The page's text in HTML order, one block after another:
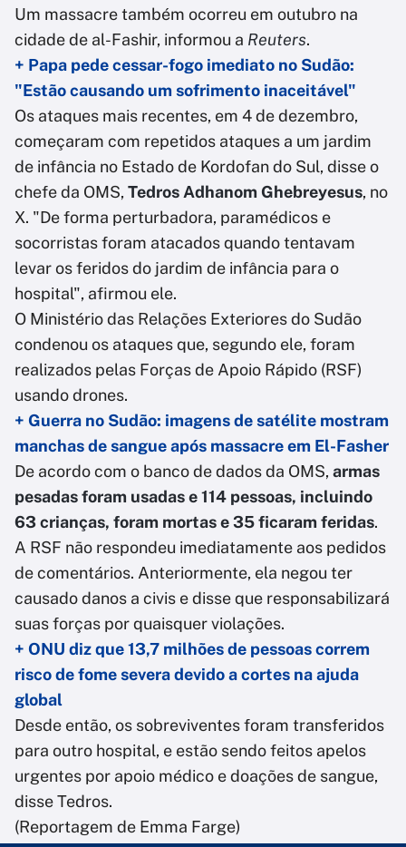
Um massacre também ocorreu em outubro na
cidade de al-Fashir, informou a Reuters.
+ Papa pede cessar-fogo imediato no Sudão:
"Estão causando um sofrimento inaceitável"
Os ataques mais recentes, em 4 de dezembro,
começaram com repetidos ataques a um jardim
de infância no Estado de Kordofan do Sul, disse o
chefe da OMS, Tedros Adhanom Ghebreyesus, no
X. "De forma perturbadora, paramédicos e
socorristas foram atacados quando tentavam
levar os feridos do jardim de infância para o
hospital", afirmou ele.
O Ministério das Relações Exteriores do Sudão
condenou os ataques que, segundo ele, foram
realizados pelas Forças de Apoio Rápido (RSF)
usando drones.
+ Guerra no Sudão: imagens de satélite mostram
manchas de sangue após massacre em El-Fasher
De acordo com o banco de dados da OMS, armas
pesadas foram usadas e 114 pessoas, incluindo
63 crianças, foram mortas e 35 ficaram feridas.
A RSF não respondeu imediatamente aos pedidos
de comentários. Anteriormente, ela negou ter
causado danos a civis e disse que responsabilizará
suas forças por quaisquer violações.
+ ONU diz que 13,7 milhões de pessoas correm
risco de fome severa devido a cortes na ajuda
global
Desde então, os sobreviventes foram transferidos
para outro hospital, e estão sendo feitos apelos
urgentes por apoio médico e doações de sangue,
disse Tedros.
(Reportagem de Emma Farge)